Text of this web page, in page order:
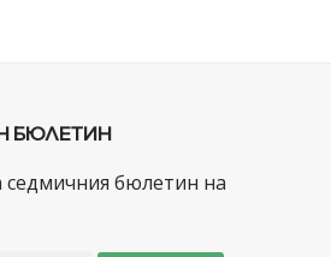
БЮЛЕТИН
седмичния бюлетин на